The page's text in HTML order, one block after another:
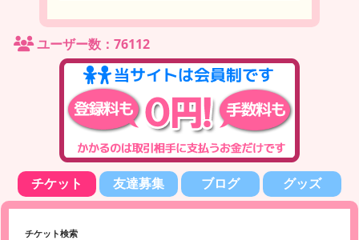
ユーザー数：76112
チケット 友達募集 ブログ グッズ
チケット検索